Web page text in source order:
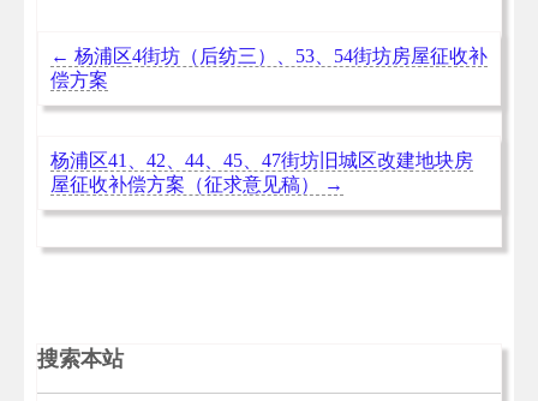
← 杨浦区4街坊（后纺三）、53、54街坊房屋征收补
偿方案
杨浦区41、42、44、45、47街坊旧城区改建地块房
屋征收补偿方案（征求意见稿）
→
搜索本站